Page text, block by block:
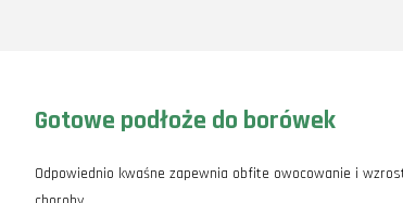
Gotowe podłoże do borówek
Odpowiednio kwaśne zapewnia obfite owocowanie i